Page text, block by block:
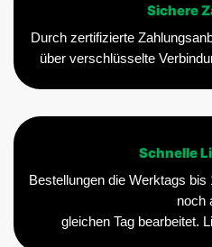
Sichere
Durch zertifizierte
über verschlüsselte
Schnelle
Bestellungen die Werktags
noch
gleichen Tag bearbeitet.